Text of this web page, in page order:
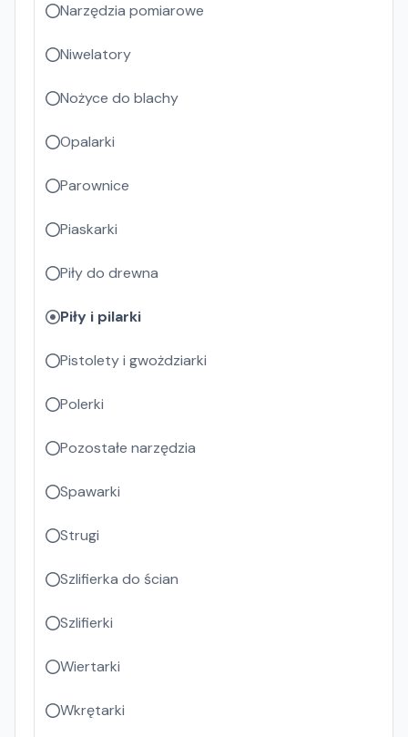
Narzędzia pomiarowe
Niwelatory
Nożyce do blachy
Opalarki
Parownice
Piaskarki
Piły do drewna
Piły i pilarki
Pistolety i gwożdziarki
Polerki
Pozostałe narzędzia
Spawarki
Strugi
Szlifierka do ścian
Szlifierki
Wiertarki
Wkrętarki